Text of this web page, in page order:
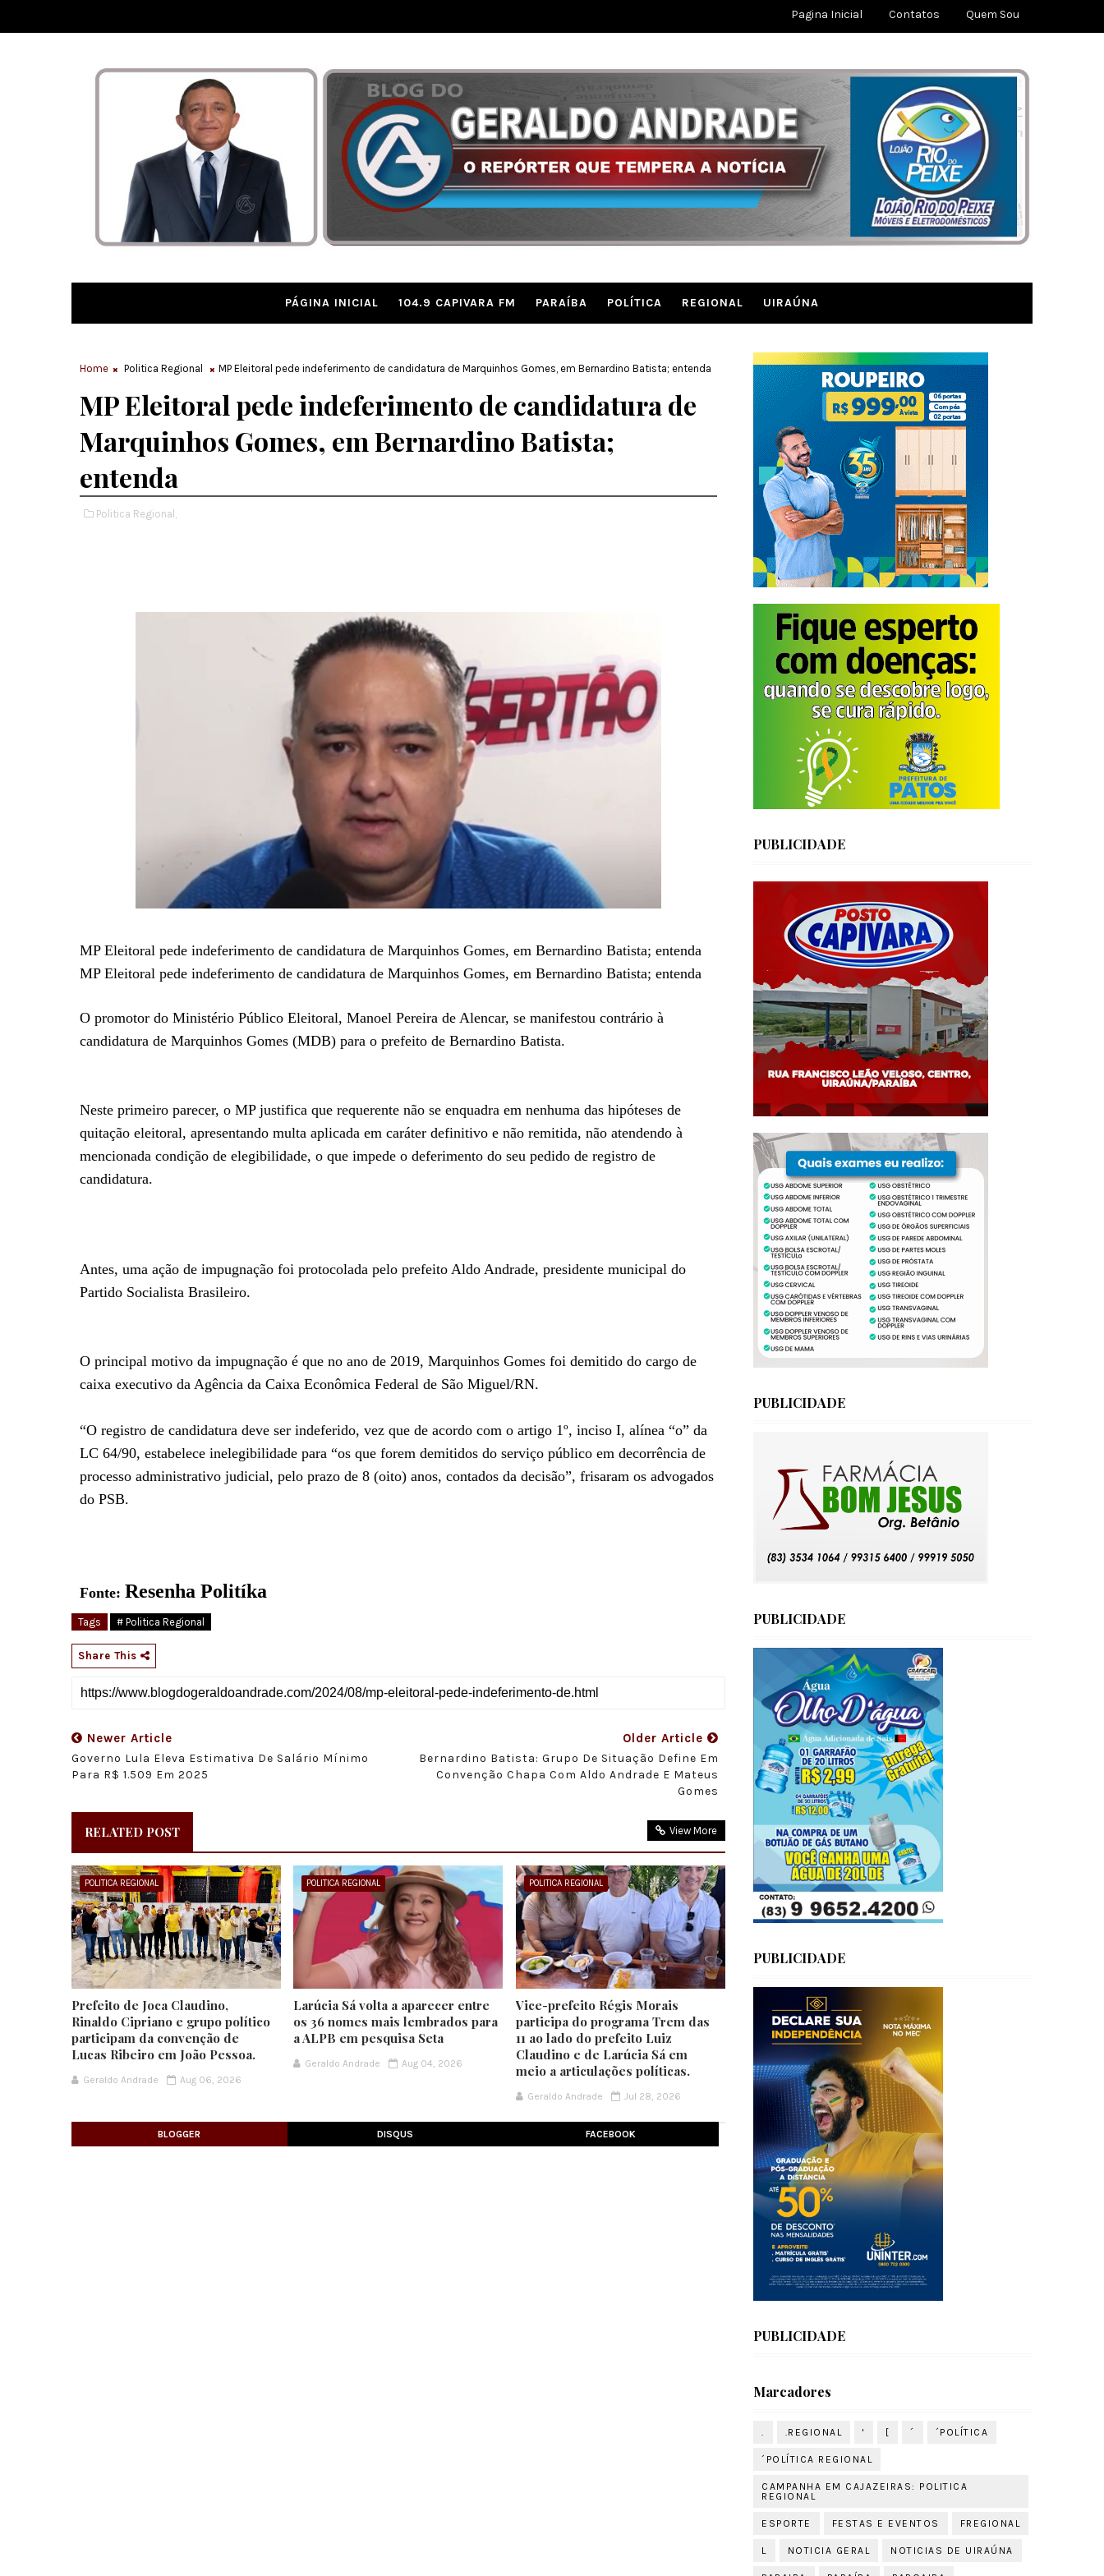
Pagina Inicial Contatos Quem Sou
PÁGINA INICIAL 104.9 CAPIVARA FM PARAÍBA POLÍTICA REGIONAL UIRAÚNA
Home Politica Regional MP Eleitoral pede indeferimento de candidatura de Marquinhos Gomes, em Bernardino Batista; entenda
MP Eleitoral pede indeferimento de candidatura de
Marquinhos Gomes, em Bernardino Batista;
entenda
Politica Regional,
MP Eleitoral pede indeferimento de candidatura de Marquinhos Gomes, em Bernardino Batista; entenda
MP Eleitoral pede indeferimento de candidatura de Marquinhos Gomes, em Bernardino Batista; entenda
O promotor do Ministério Público Eleitoral, Manoel Pereira de Alencar, se manifestou contrário à
candidatura de Marquinhos Gomes (MDB) para o prefeito de Bernardino Batista.
Neste primeiro parecer, o MP justifica que requerente não se enquadra em nenhuma das hipóteses de
quitação eleitoral, apresentando multa aplicada em caráter definitivo e não remitida, não atendendo à
mencionada condição de elegibilidade, o que impede o deferimento do seu pedido de registro de
candidatura.
Antes, uma ação de impugnação foi protocolada pelo prefeito Aldo Andrade, presidente municipal do
Partido Socialista Brasileiro.
O principal motivo da impugnação é que no ano de 2019, Marquinhos Gomes foi demitido do cargo de
caixa executivo da Agência da Caixa Econômica Federal de São Miguel/RN.
“O registro de candidatura deve ser indeferido, vez que de acordo com o artigo 1º, inciso I, alínea “o” da
LC 64/90, estabelece inelegibilidade para “os que forem demitidos do serviço público em decorrência de
processo administrativo judicial, pelo prazo de 8 (oito) anos, contados da decisão”, frisaram os advogados
do PSB.
Fonte: Resenha Politíka
Tags # Politica Regional
Share This
Newer Article
Governo Lula Eleva Estimativa De Salário Mínimo
Para R$ 1.509 Em 2025
Older Article
Bernardino Batista: Grupo De Situação Define Em
Convenção Chapa Com Aldo Andrade E Mateus
Gomes
RELATED POST View More
POLITICA REGIONAL
Prefeito de Joca Claudino,
Rinaldo Cipriano e grupo político
participam da convenção de
Lucas Ribeiro em João Pessoa.
Geraldo Andrade Aug 06, 2026
POLITICA REGIONAL
Larúcia Sá volta a aparecer entre
os 36 nomes mais lembrados para
a ALPB em pesquisa Seta
Geraldo Andrade Aug 04, 2026
POLITICA REGIONAL
Vice-prefeito Régis Morais
participa do programa Trem das
11 ao lado do prefeito Luiz
Claudino e de Larúcia Sá em
meio a articulações políticas.
Geraldo Andrade Jul 28, 2026
BLOGGER DISQUS FACEBOOK
PUBLICIDADE
PUBLICIDADE
PUBLICIDADE
PUBLICIDADE
PUBLICIDADE
Marcadores
. .REGIONAL ' [ ´ ´POLÍTICA
´POLÍTICA REGIONAL
CAMPANHA EM CAJAZEIRAS: POLITICA
REGIONAL
ESPORTE FESTAS E EVENTOS FREGIONAL
L NOTICIA GERAL NOTICIAS DE UIRAÚNA